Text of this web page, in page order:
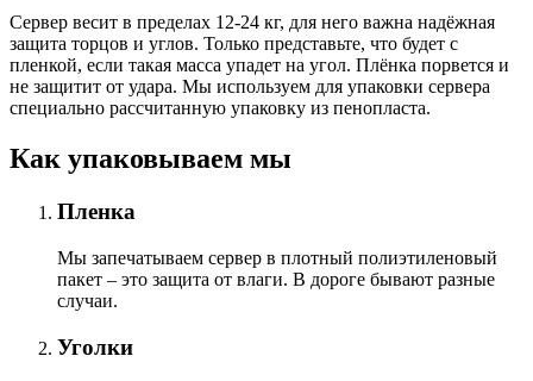
Сервер весит в пределах 12-24 кг, для него важна надёжная
защита торцов и углов. Только представьте, что будет с
пленкой, если такая масса упадет на угол. Плёнка порвется и
не защитит от удара. Мы используем для упаковки сервера
специально расcчитанную упаковку из пенопласта.
Как упаковываем мы
Пленка
Мы запечатываем сервер в плотный полиэтиленовый
пакет – это защита от влаги. В дороге бывают разные
случаи.
Уголки